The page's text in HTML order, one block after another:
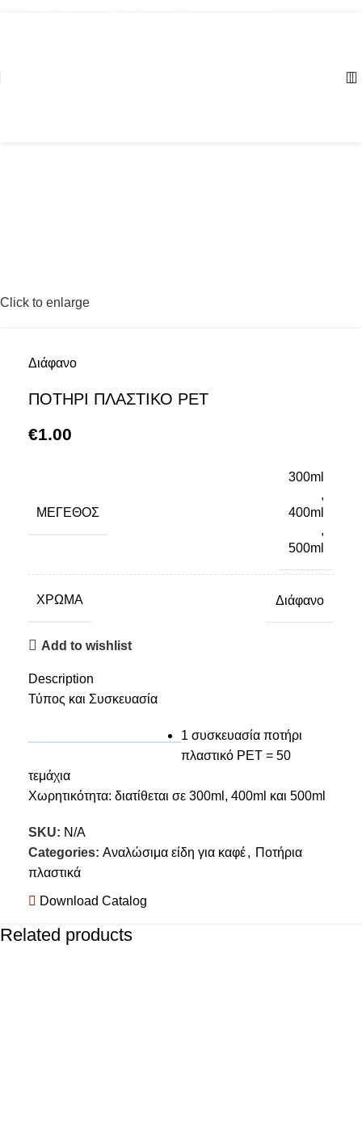
Click to enlarge
Διάφανο
ΠΟΤΗΡΙ ΠΛΑΣΤΙΚΟ PET
€1.00
ΜΈΓΕΘΟΣ
300ml
,
400ml
,
500ml
ΧΡΏΜΑ Διάφανο
Add to wishlist
Description
Τύπος και Συσκευασία
1 συσκευασία ποτήρι
πλαστικό PET = 50
τεμάχια
Χωρητικότητα: διατίθεται σε 300ml, 400ml και 500ml
SKU: N/A
Categories: Αναλώσιμα είδη για καφέ, Ποτήρια
πλαστικά
Download Catalog
Related products